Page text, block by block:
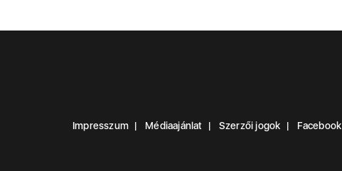
Impresszum Médiaajánlat Szerzői jogok Facebook